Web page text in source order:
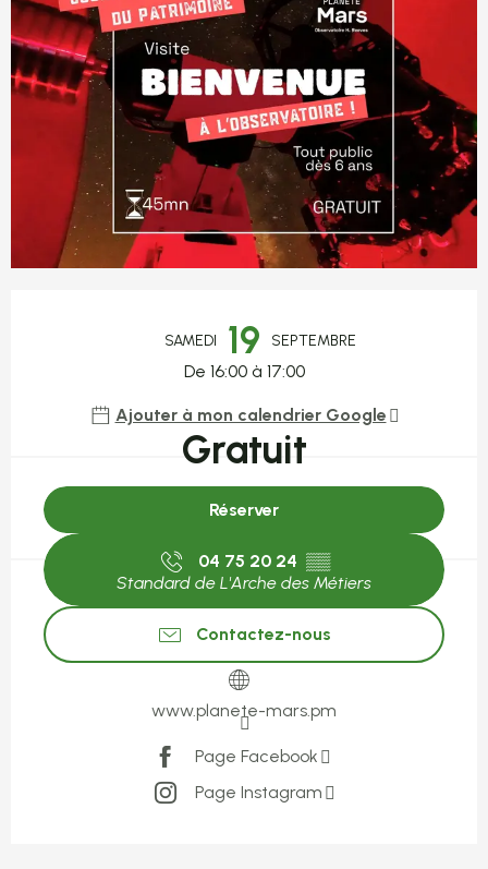
SAMEDI 19 SEPTEMBRE
De 16:00 à 17:00
Ajouter à mon calendrier Google
Gratuit
Réserver
04 75 20 24 ▒▒
Standard de L'Arche des Métiers
Contactez-nous
www.planete-mars.pm
Page Facebook
Page Instagram